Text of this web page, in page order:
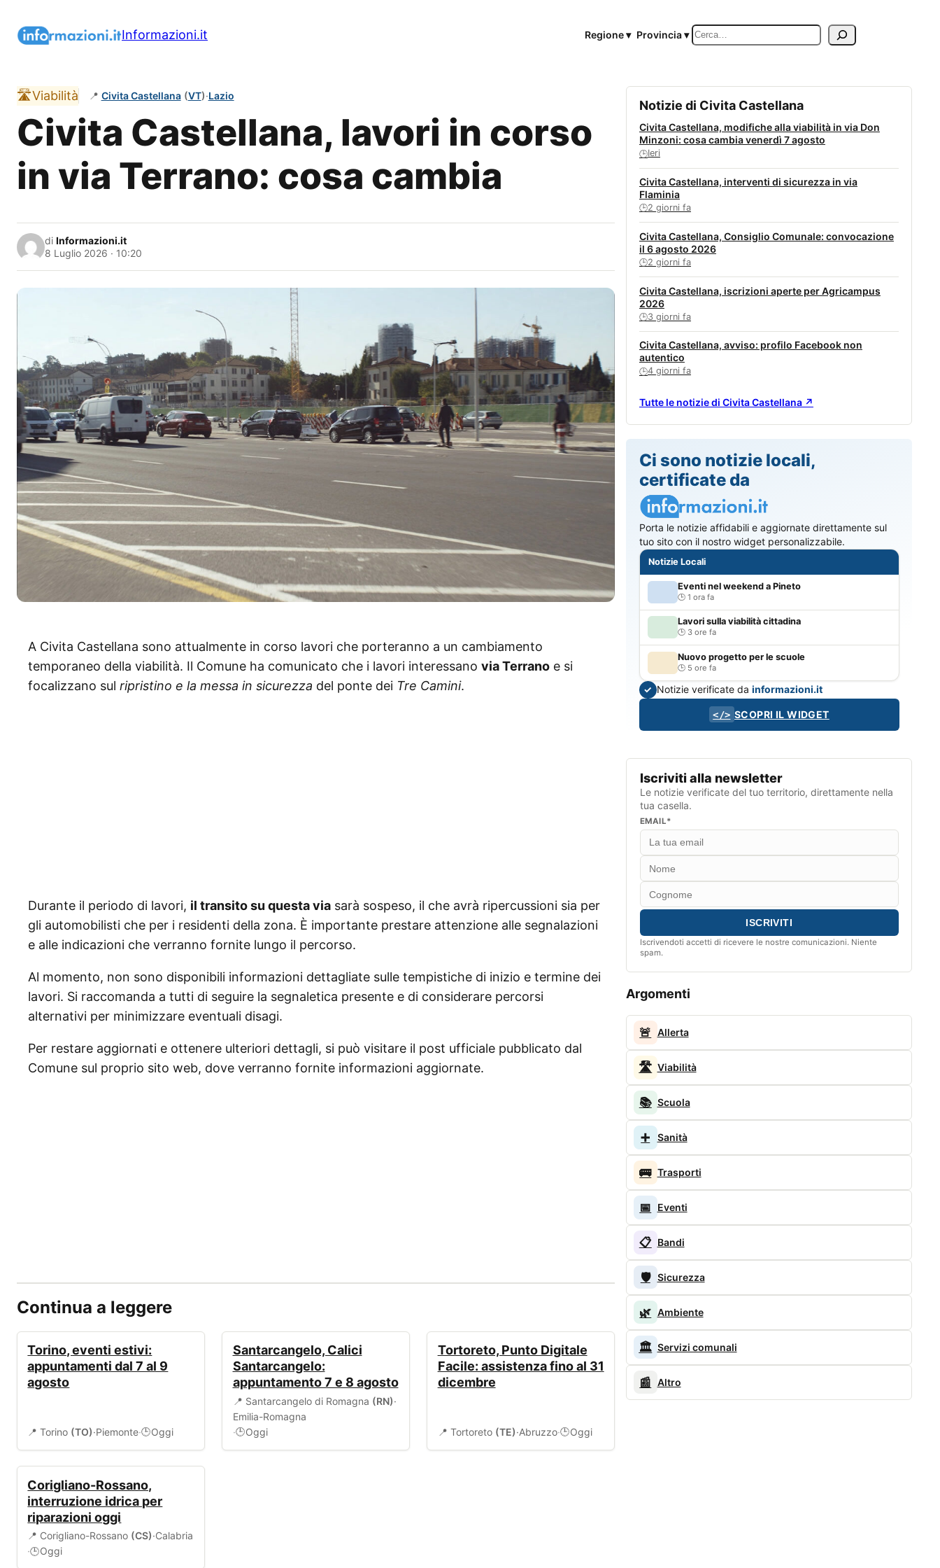
Informazioni.it Regione ▾ Provincia ▾ Cerca
🛣️Viabilità 📍 Civita Castellana (VT)·Lazio
Civita Castellana, lavori in corso
in via Terrano: cosa cambia
di Informazioni.it
8 Luglio 2026 · 10:20
A Civita Castellana sono attualmente in corso lavori che porteranno a un cambiamento
temporaneo della viabilità. Il Comune ha comunicato che i lavori interessano via Terrano e si
focalizzano sul ripristino e la messa in sicurezza del ponte dei Tre Camini.
Durante il periodo di lavori, il transito su questa via sarà sospeso, il che avrà ripercussioni sia per
gli automobilisti che per i residenti della zona. È importante prestare attenzione alle segnalazioni
e alle indicazioni che verranno fornite lungo il percorso.
Al momento, non sono disponibili informazioni dettagliate sulle tempistiche di inizio e termine dei
lavori. Si raccomanda a tutti di seguire la segnaletica presente e di considerare percorsi
alternativi per minimizzare eventuali disagi.
Per restare aggiornati e ottenere ulteriori dettagli, si può visitare il post ufficiale pubblicato dal
Comune sul proprio sito web, dove verranno fornite informazioni aggiornate.
Continua a leggere
Torino, eventi estivi:
appuntamenti dal 7 al 9
agosto
📍 Torino (TO)·Piemonte·🕒Oggi
Santarcangelo, Calici
Santarcangelo:
appuntamento 7 e 8 agosto
📍 Santarcangelo di Romagna (RN)·
Emilia-Romagna
·🕒Oggi
Tortoreto, Punto Digitale
Facile: assistenza fino al 31
dicembre
📍 Tortoreto (TE)·Abruzzo·🕒Oggi
Corigliano-Rossano,
interruzione idrica per
riparazioni oggi
📍 Corigliano-Rossano (CS)·Calabria
·🕒Oggi
Notizie di Civita Castellana
Civita Castellana, modifiche alla viabilità in via Don
Minzoni: cosa cambia venerdì 7 agosto
🕒Ieri
Civita Castellana, interventi di sicurezza in via
Flaminia
🕒2 giorni fa
Civita Castellana, Consiglio Comunale: convocazione
il 6 agosto 2026
🕒2 giorni fa
Civita Castellana, iscrizioni aperte per Agricampus
2026
🕒3 giorni fa
Civita Castellana, avviso: profilo Facebook non
autentico
🕒4 giorni fa
Tutte le notizie di Civita Castellana ↗
Ci sono notizie locali,
certificate da
Porta le notizie affidabili e aggiornate direttamente sul
tuo sito con il nostro widget personalizzabile.
Notizie Locali
Eventi nel weekend a Pineto
1 ora fa
Lavori sulla viabilità cittadina
3 ore fa
Nuovo progetto per le scuole
5 ore fa
✓ Notizie verificate da informazioni.it
</> SCOPRI IL WIDGET
Iscriviti alla newsletter
Le notizie verificate del tuo territorio, direttamente nella
tua casella.
EMAIL*
Iscrivendoti accetti di ricevere le nostre comunicazioni. Niente
spam.
Argomenti
🚨 Allerta
🛣️ Viabilità
📚 Scuola
➕ Sanità
🚌 Trasporti
📅 Eventi
📋 Bandi
🛡️ Sicurezza
🌿 Ambiente
🏛️ Servizi comunali
📰 Altro